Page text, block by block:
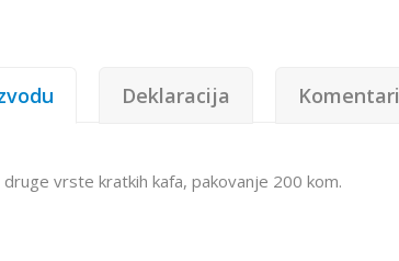
Deklaracija Komentari
vrste kratkih kafa, pakovanje 200 kom.